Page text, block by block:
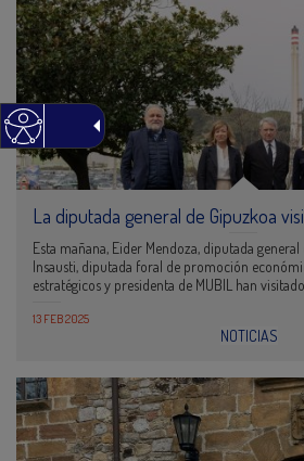
La diputada general de Gipuzkoa
Esta mañana, Eider Mendoza, diputada
Insausti, diputada foral de promoción
estratégicos y presidenta de MUBIL han
13 FEB 2025
NOTICIAS